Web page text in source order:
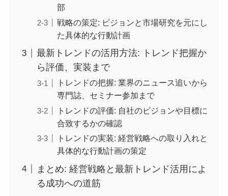
部
戦略の策定: ビジョンと市場研究を元にし
た具体的な行動計画
最新トレンドの活用方法: トレンド把握か
ら評価、実装まで
トレンドの把握: 業界のニュース追いから
専門誌、セミナー参加まで
トレンドの評価: 自社のビジョンや目標に
合致するかの確認
トレンドの実装: 経営戦略への取り入れと
具体的な行動計画の策定
まとめ: 経営戦略と最新トレンド活用によ
る成功への道筋